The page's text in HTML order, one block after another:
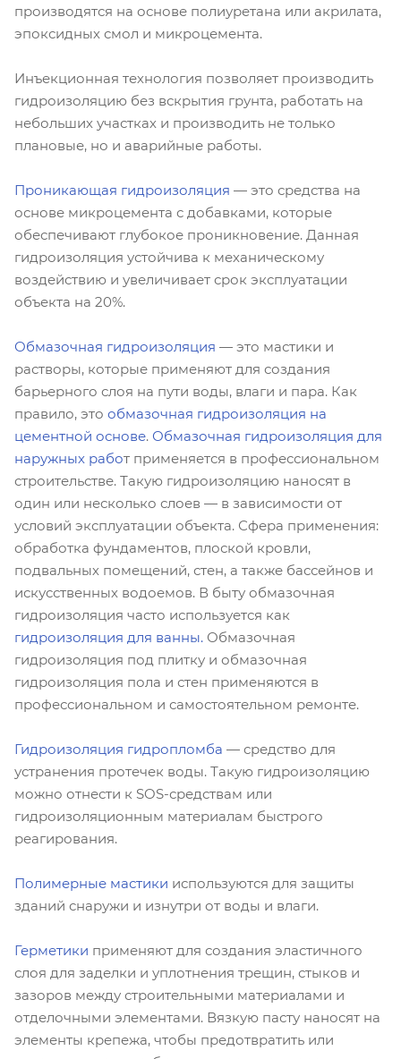
производятся на основе полиуретана или акрилата,
эпоксидных смол и микроцемента.
Инъекционная технология позволяет производить
гидроизоляцию без вскрытия грунта, работать на
небольших участках и производить не только
плановые, но и аварийные работы.
Проникающая гидроизоляция — это средства на
основе микроцемента с добавками, которые
обеспечивают глубокое проникновение. Данная
гидроизоляция устойчива к механическому
воздействию и увеличивает срок эксплуатации
объекта на 20%.
Обмазочная гидроизоляция — это мастики и
растворы, которые применяют для создания
барьерного слоя на пути воды, влаги и пара. Как
правило, это обмазочная гидроизоляция на
цементной основе. Обмазочная гидроизоляция для
наружных работ применяется в профессиональном
строительстве. Такую гидроизоляцию наносят в
один или несколько слоев — в зависимости от
условий эксплуатации объекта. Сфера применения:
обработка фундаментов, плоской кровли,
подвальных помещений, стен, а также бассейнов и
искусственных водоемов. В быту обмазочная
гидроизоляция часто используется как
гидроизоляция для ванны. Обмазочная
гидроизоляция под плитку и обмазочная
гидроизоляция пола и стен применяются в
профессиональном и самостоятельном ремонте.
Гидроизоляция гидропломба — средство для
устранения протечек воды. Такую гидроизоляцию
можно отнести к SOS-средствам или
гидроизоляционным материалам быстрого
реагирования.
Полимерные мастики используются для защиты
зданий снаружи и изнутри от воды и влаги.
Герметики применяют для создания эластичного
слоя для заделки и уплотнения трещин, стыков и
зазоров между строительными материалами и
отделочными элементами. Вязкую пасту наносят на
элементы крепежа, чтобы предотвратить или